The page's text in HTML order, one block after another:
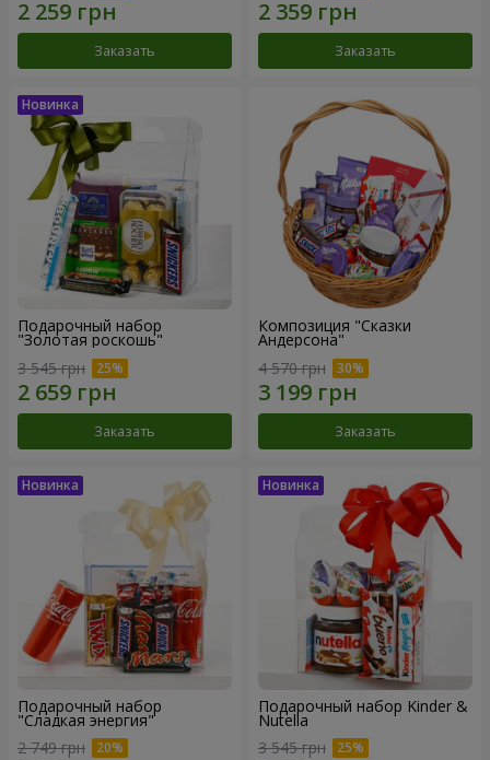
Заказать Заказать
Подарочный набор
"Золотая роскошь"
3 545 грн
Заказать
Композиция "Сказки
Андерсона"
4 570 грн
Заказать
Подарочный набор
"Сладкая энергия"
2 749 грн
Подарочный набор Kinder &
Nutella
3 545 грн